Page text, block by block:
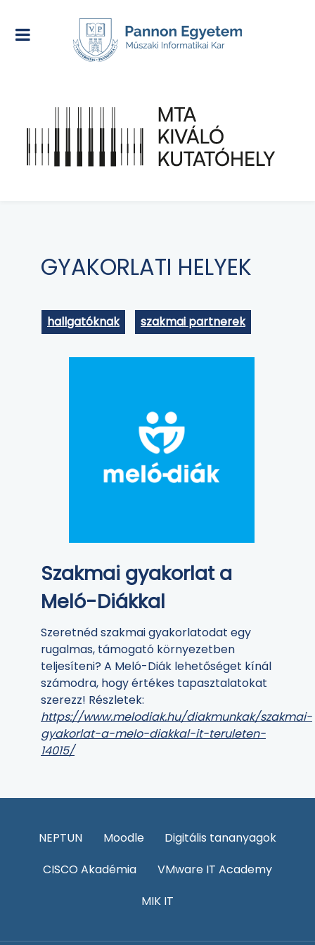
GYAKORLATI HELYEK
hallgatóknak szakmai partnerek
Szakmai gyakorlat a
Meló-Diákkal
Szeretnéd szakmai gyakorlatodat egy
rugalmas, támogató környezetben
teljesíteni? A Meló-Diák lehetőséget kínál
számodra, hogy értékes tapasztalatokat
szerezz! Részletek:
https://www.melodiak.hu/diakmunkak/szakmai-
gyakorlat-a-melo-diakkal-it-teruleten-
14015/
NEPTUN Moodle
Digitális tananyagok
CISCO Akadémia
VMware IT Academy
MIK IT